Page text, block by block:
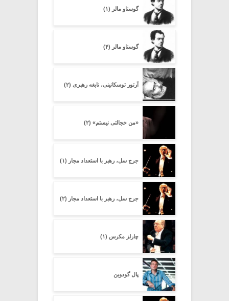
گوستاو مالر (۱)
گوستاو مالر (۴)
آرتور توسکانینی، نابغه رهبری (۲)
«من خجالتی نیستم» (۲)
جرج سل، رهبر با استعداد مجار (۱)
جرج سل، رهبر با استعداد مجار (۲)
چارلز مکرس (۱)
پال گودوین